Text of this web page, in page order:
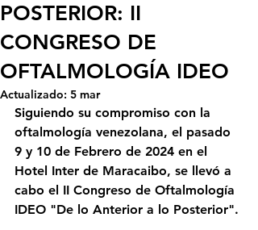
POSTERIOR: II
CONGRESO DE
OFTALMOLOGÍA IDEO
Actualizado: 5 mar
Siguiendo su compromiso con la
oftalmología venezolana, el pasado
9 y 10 de Febrero de 2024 en el
Hotel Inter de Maracaibo, se llevó a
cabo el II Congreso de Oftalmología
IDEO "De lo Anterior a lo Posterior".